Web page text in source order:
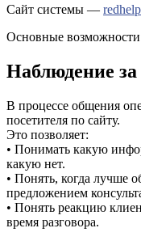
Сайт системы —
Основные возможности
Наблюдение
В процессе общения
посетителя по сайту.
Это позволяет:
• Понимать какую
какую нет.
• Понять, когда лучше
предложением
• Понять реакцию
время разговора.